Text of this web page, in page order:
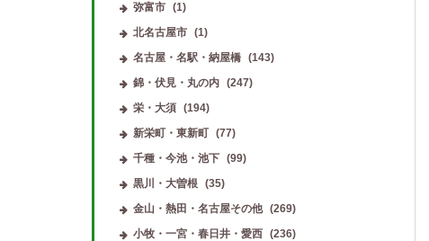
弥富市
(1)
北名古屋市
(1)
名古屋・名駅・納屋橋
(143)
錦・伏見・丸の内
(247)
栄・大須
(194)
新栄町・東新町
(77)
千種・今池・池下
(99)
黒川・大曽根
(35)
金山・熱田・名古屋その他
(269)
小牧・一宮・春日井・愛西
(236)